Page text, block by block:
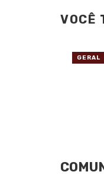
VOCÊ
GERAL